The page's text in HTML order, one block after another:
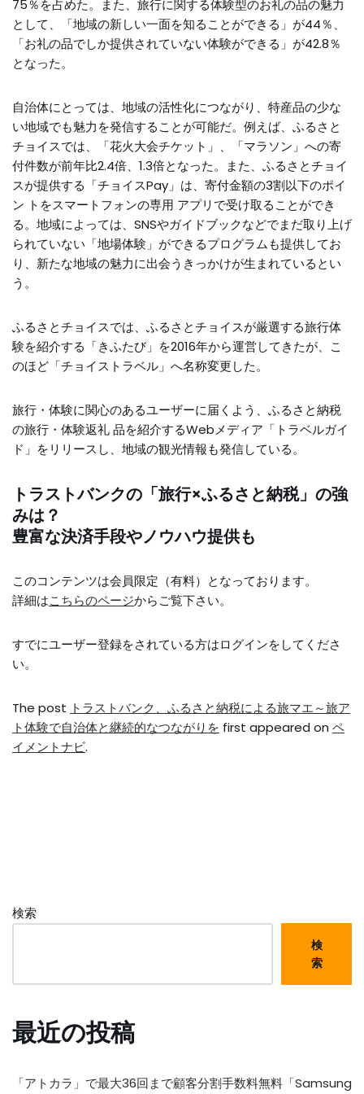
75％を占めた。また、旅行に関する体験型のお礼の品の魅力
として、「地域の新しい一面を知ることができる」が44％、
「お礼の品でしか提供されていない体験ができる」が42.8％
となった。
自治体にとっては、地域の活性化につながり、特産品の少な
い地域でも魅力を発信することが可能だ。例えば、ふるさと
チョイスでは、「花火大会チケット」、「マラソン」への寄
付件数が前年比2.4倍、1.3倍となった。また、ふるさとチョイ
スが提供する「チョイスPay」は、寄付金額の3割以下のポイ
ン トをスマートフォンの専用 アプリで受け取ることができ
る。地域によっては、SNSやガイドブックなどでまだ取り上げ
られていない「地場体験」ができるプログラムも提供してお
り、新たな地域の魅力に出会うきっかけが生まれているとい
う。
ふるさとチョイスでは、ふるさとチョイスが厳選する旅行体
験を紹介する「きふたび」を2016年から運営してきたが、こ
のほど「チョイストラベル」へ名称変更した。
旅行・体験に関心のあるユーザーに届くよう、ふるさと納税
の旅行・体験返礼 品を紹介するWebメディア「トラベルガイ
ド」をリリースし、地域の観光情報も発信している。
トラストバンクの「旅行×ふるさと納税」の強
みは？
豊富な決済手段やノウハウ提供も
このコンテンツは会員限定（有料）となっております。
詳細はこちらのページからご覧下さい。
すでにユーザー登録をされている方はログインをしてくださ
い。
The post トラストバンク、ふるさと納税による旅マエ～旅ア
ト体験で自治体と継続的なつながりを first appeared on ペ
イメントナビ.
検索
検
索
最近の投稿
「アトカラ」で最大36回まで顧客分割手数料無料「Samsung